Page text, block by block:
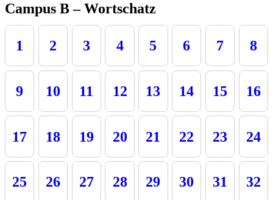
Campus B – Wortschatz
1 2 3 4 5 6 7 8
9 10 11 12 13 14 15 16
17 18 19 20 21 22 23 24
25 26 27 28 29 30 31 32